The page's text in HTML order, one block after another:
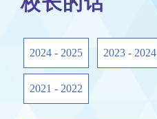
2024 - 2025 2023 - 2024
2021 - 2022